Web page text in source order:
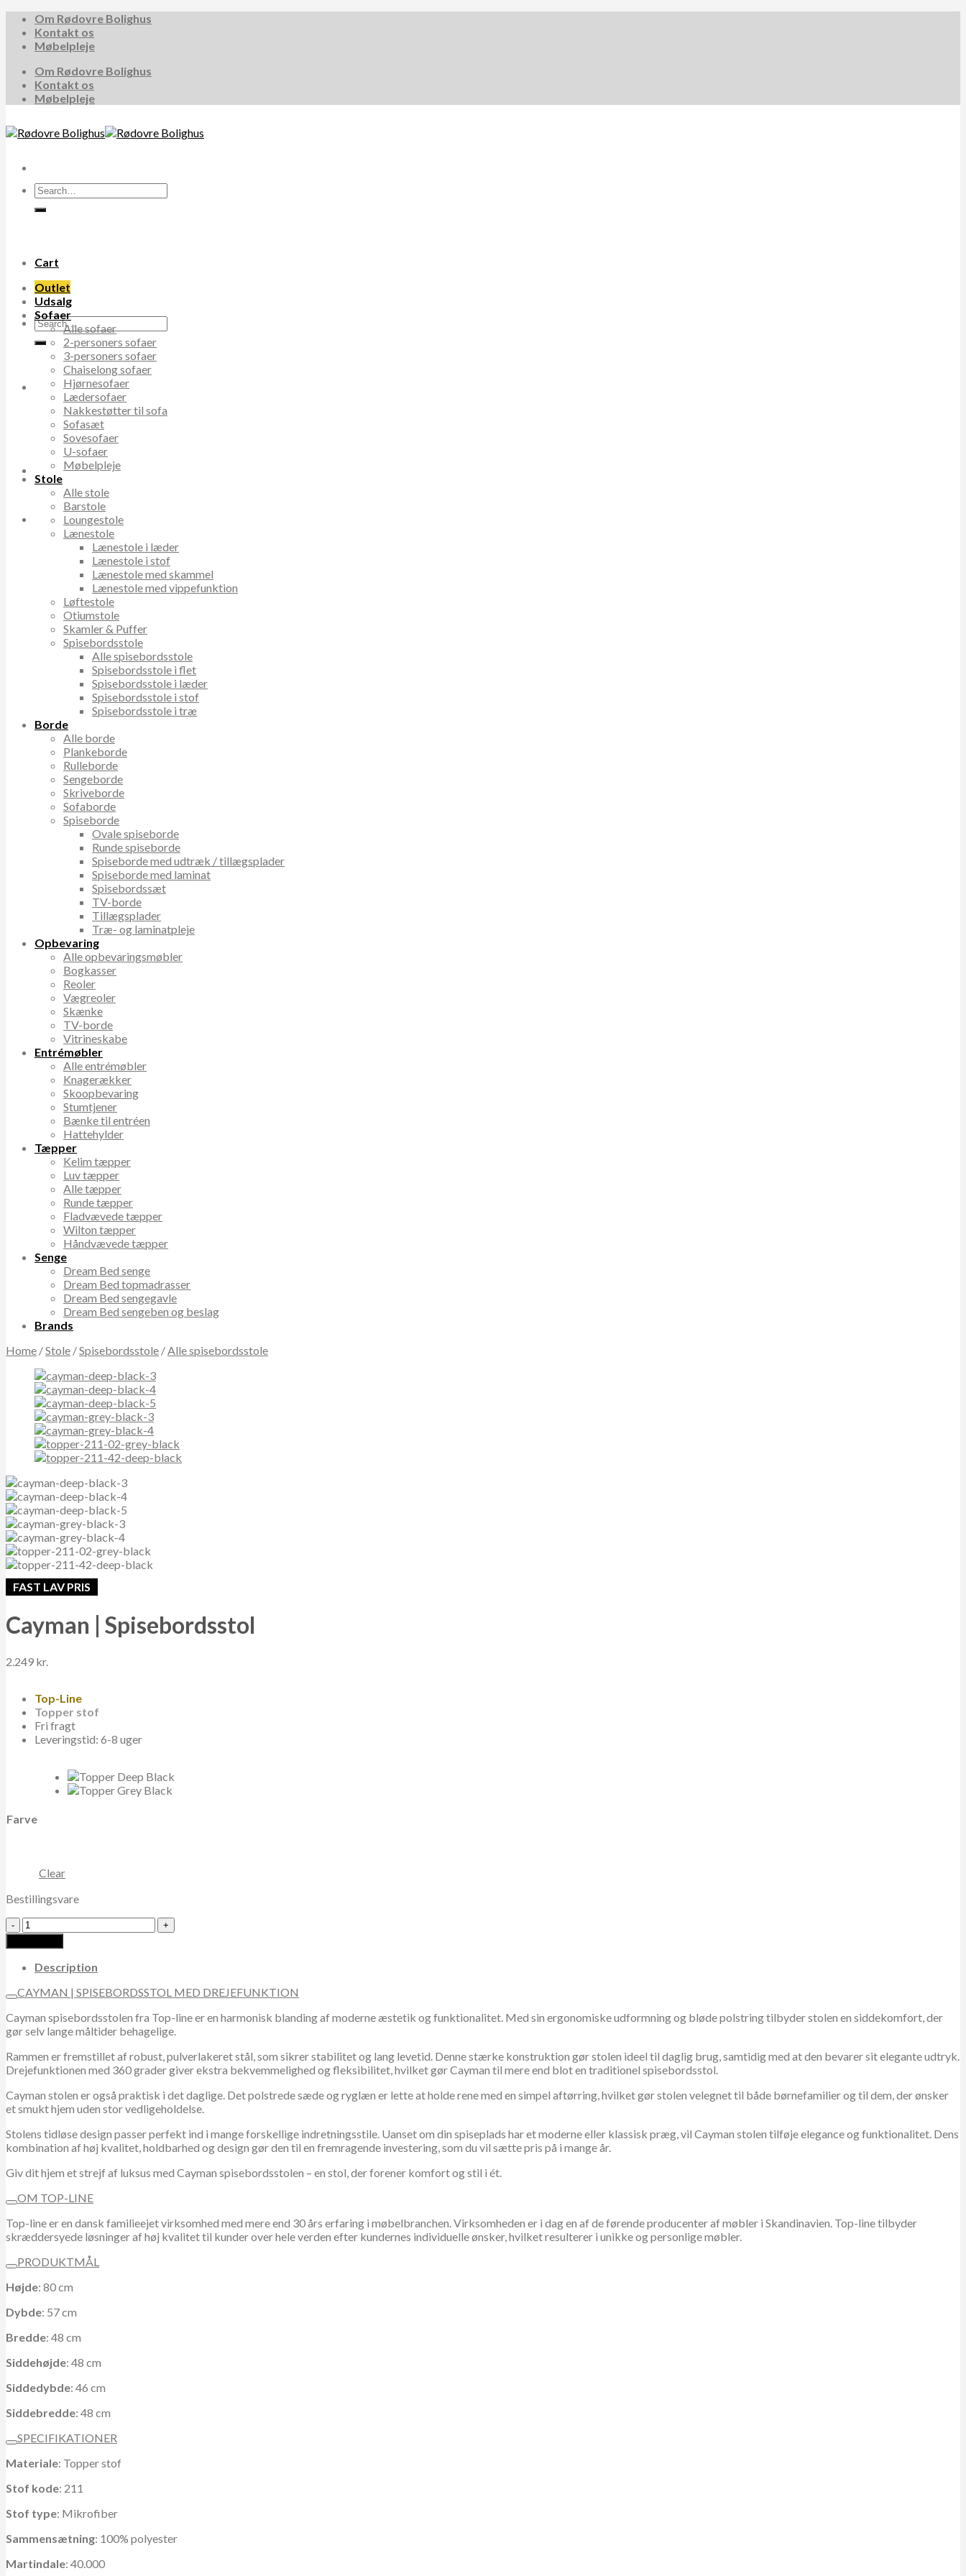
Skip
content
Om Rødovre Bolighus
Kontakt os
Møbelpleje
Om Rødovre Bolighus
Kontakt os
Møbelpleje
Search
for:
Cart
Search
for:
Outlet
Udsalg
Sofaer
Alle sofaer
2-personers sofaer
3-personers sofaer
Chaiselong sofaer
Hjørnesofaer
Lædersofaer
Nakkestøtter til sofa
Sofasæt
Sovesofaer
U-sofaer
Møbelpleje
Stole
Alle stole
Barstole
Loungestole
Lænestole
Lænestole i læder
Lænestole i stof
Lænestole med skammel
Lænestole med vippefunktion
Løftestole
Otiumstole
Skamler & Puffer
Spisebordsstole
Alle spisebordsstole
Spisebordsstole i flet
Spisebordsstole i læder
Spisebordsstole i stof
Spisebordsstole i træ
Borde
Alle borde
Plankeborde
Rulleborde
Sengeborde
Skriveborde
Sofaborde
Spiseborde
Ovale spiseborde
Runde spiseborde
Spiseborde med udtræk / tillægsplader
Spiseborde med laminat
Spisebordssæt
TV-borde
Tillægsplader
Træ- og laminatpleje
Opbevaring
Alle opbevaringsmøbler
Bogkasser
Reoler
Vægreoler
Skænke
TV-borde
Vitrineskabe
Entrémøbler
Alle entrémøbler
Knagerækker
Skoopbevaring
Stumtjener
Bænke til entréen
Hattehylder
Tæpper
Kelim tæpper
Luv tæpper
Alle tæpper
Runde tæpper
Fladvævede tæpper
Wilton tæpper
Håndvævede tæpper
Senge
Dream Bed senge
Dream Bed topmadrasser
Dream Bed sengegavle
Dream Bed sengeben og beslag
Brands
Home /Stole /Spisebordsstole /Alle spisebordsstole
FAST LAV PRIS
Cayman | Spisebordsstol
2.249 kr.
Top-Line
Topper stof
Fri fragt
Leveringstid: 6-8 uger
Farve
Clear
Bestillingsvare
Cayman
|
Spisebordsstol
quantity
Description
CAYMAN | SPISEBORDSSTOL MED DREJEFUNKTION
Cayman spisebordsstolen fra Top-line er en harmonisk blanding af moderne æstetik og funktionalitet. Med sin ergonomiske udformning og bløde polstring tilbyder stolen en siddekomfort, der
gør selv lange måltider behagelige.
Rammen er fremstillet af robust, pulverlakeret stål, som sikrer stabilitet og lang levetid. Denne stærke konstruktion gør stolen ideel til daglig brug, samtidig med at den bevarer sit elegante udtryk.
Drejefunktionen med 360 grader giver ekstra bekvemmelighed og fleksibilitet, hvilket gør Cayman til mere end blot en traditionel spisebordsstol.
Cayman stolen er også praktisk i det daglige. Det polstrede sæde og ryglæn er lette at holde rene med en simpel aftørring, hvilket gør stolen velegnet til både børnefamilier og til dem, der ønsker
et smukt hjem uden stor vedligeholdelse.
Stolens tidløse design passer perfekt ind i mange forskellige indretningsstile. Uanset om din spiseplads har et moderne eller klassisk præg, vil Cayman stolen tilføje elegance og funktionalitet. Dens
kombination af høj kvalitet, holdbarhed og design gør den til en fremragende investering, som du vil sætte pris på i mange år.
Giv dit hjem et strejf af luksus med Cayman spisebordsstolen – en stol, der forener komfort og stil i ét.
OM TOP-LINE
Top-line er en dansk familieejet virksomhed med mere end 30 års erfaring i møbelbranchen. Virksomheden er i dag en af de førende producenter af møbler i Skandinavien. Top-line tilbyder
skræddersyede løsninger af høj kvalitet til kunder over hele verden efter kundernes individuelle ønsker, hvilket resulterer i unikke og personlige møbler.
PRODUKTMÅL
Højde: 80 cm
Dybde: 57 cm
Bredde: 48 cm
Siddehøjde: 48 cm
Siddedybde: 46 cm
Siddebredde: 48 cm
SPECIFIKATIONER
Materiale: Topper stof
Stof kode: 211
Stof type: Mikrofiber
Sammensætning: 100% polyester
Martindale: 40.000